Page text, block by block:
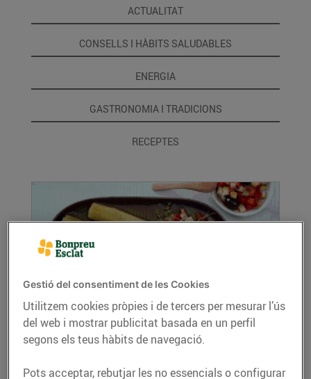
ACTUALITAT
CONSELLS I HÀBITS SALUDABLES
ENERGIA
GASTRONOMIA I TRADICIONS
RECEPTES
Porros rostits amb sardinetes i vinagreta
19/de febrer/2021
Ingredients per a 4 persones: 12 porros 1 ceba
Gestió del consentiment de les Cookies
Utilitzem cookies pròpies i de tercers per mesurar l’ús
del web i mostrar publicitat basada en un perfil
segons els teus hàbits de navegació.
Pots acceptar, rebutjar les no essencials o configurar